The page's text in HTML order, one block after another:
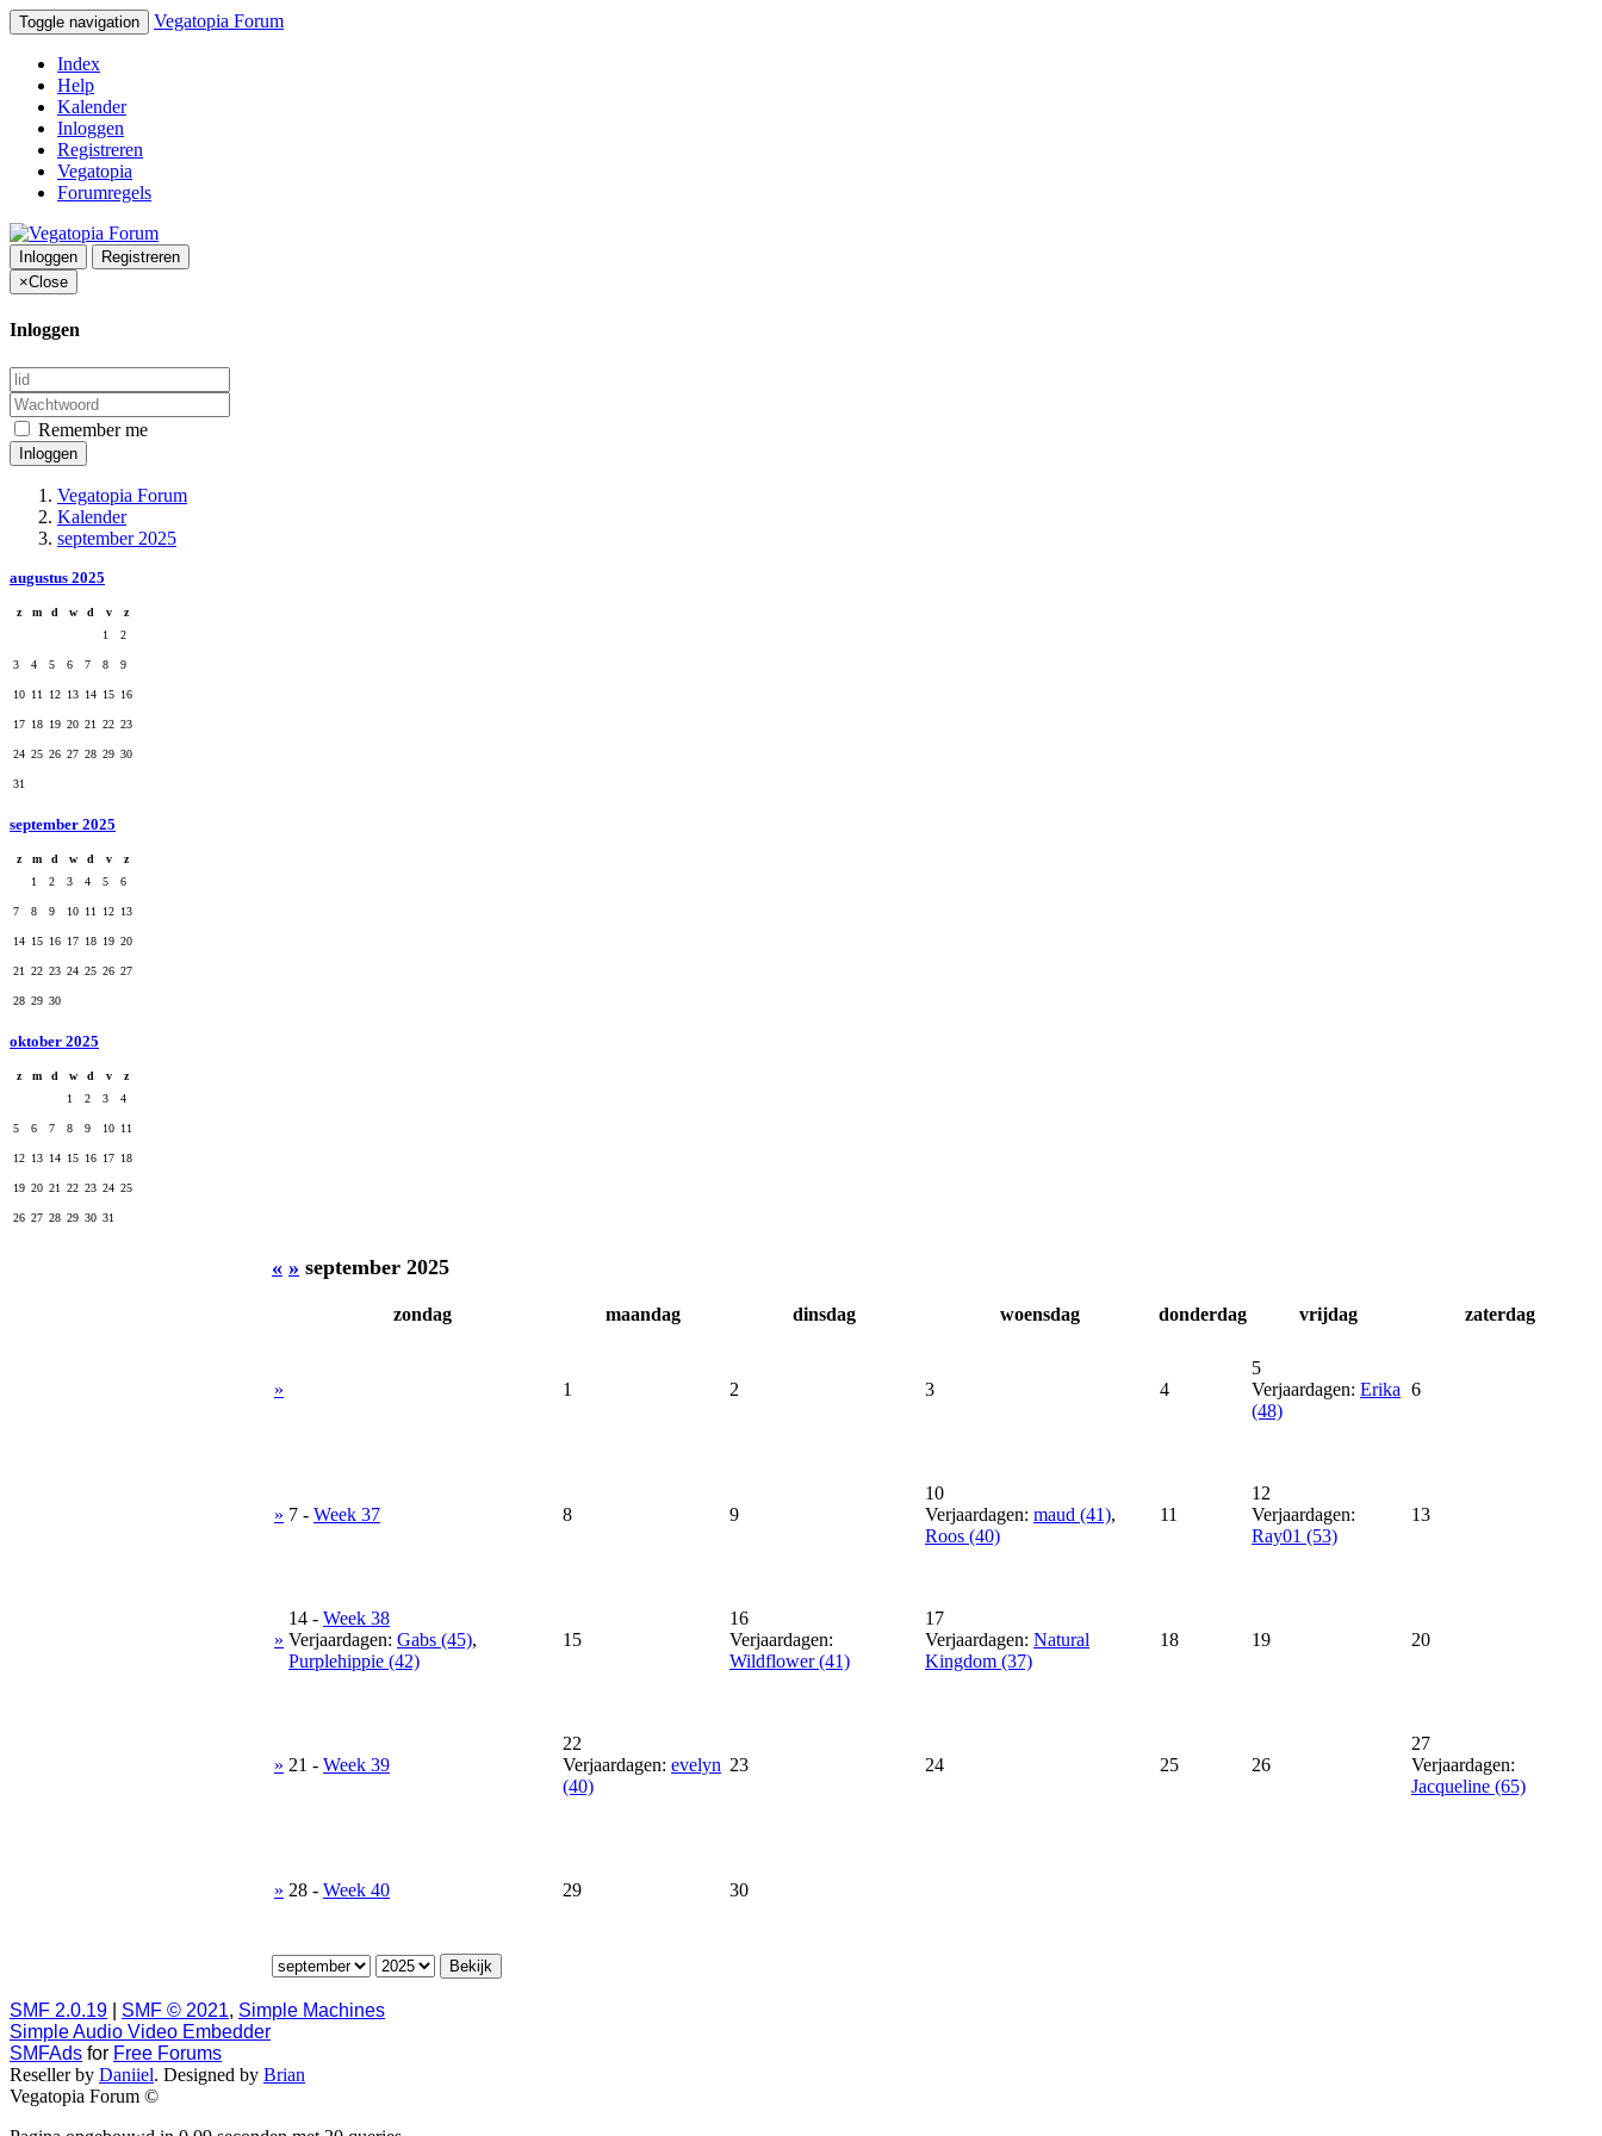
Toggle navigation Vegatopia Forum
Index
Help
Kalender
Inloggen
Registreren
Vegatopia
Forumregels
Inloggen
Registreren
×Close
Inloggen
Remember me
Inloggen
Vegatopia Forum
Kalender
september 2025
augustus 2025
z m d w d v
z
1
2
3 4 5 6 7 8 9
10 11 12 13 14 15 16
17 18 19 20 21 22 23
24 25 26 27 28 29 30
31
september 2025
z m d w d v
z
1
2 3 4 5 6
7 8 9 10 11 12 13
14 15 16 17 18 19 20
21 22 23 24 25 26 27
28 29 30
oktober 2025
z m d w d v
z
1
2 3 4
5 6 7 8 9 10 11
12 13 14 15 16 17 18
19 20 21 22 23 24 25
26 27 28 29 30 31
« » september 2025
zondag maandag dinsdag woensdag donderdag vrijdag zaterdag
» 1 2 3 4
5
Verjaardagen: Erika
(48)
6
» 7 - Week 37 8 9
10
Verjaardagen: maud (41),
Roos (40)
11
12
Verjaardagen:
Ray01 (53)
13
»
14 - Week 38
Verjaardagen: Gabs (45),
Purplehippie (42)
15
16
Verjaardagen:
Wildflower (41)
17
Verjaardagen: Natural
Kingdom (37)
18 19 20
» 21 - Week 39
22
Verjaardagen: evelyn
(40)
23 24 25 26
27
Verjaardagen:
Jacqueline (65)
» 28 - Week 40 29 30
SMF 2.0.19 SMF © 2021, Simple Machines
Simple Audio Video Embedder
SMFAds for Free Forums
Reseller by Daniiel. Designed by Brian
Vegatopia Forum ©